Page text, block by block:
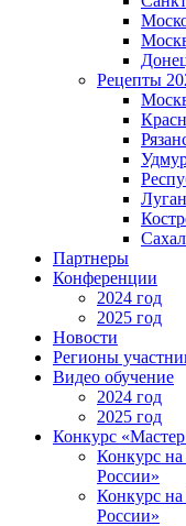
Рецепты
Партнеры
Конференции
2024 год
2025 год
Новости
Регионы
Видео обучение
2024 год
2025 год
Конкурс
Конкурс
России»
Конкурс
России»